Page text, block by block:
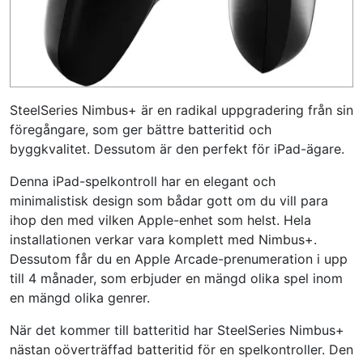
SteelSeries Nimbus+ är en radikal uppgradering från sin
föregångare, som ger bättre batteritid och
byggkvalitet. Dessutom är den perfekt för iPad-ägare.
Denna iPad-spelkontroll har en elegant och
minimalistisk design som bådar gott om du vill para
ihop den med vilken Apple-enhet som helst. Hela
installationen verkar vara komplett med Nimbus+.
Dessutom får du en Apple Arcade-prenumeration i upp
till 4 månader, som erbjuder en mängd olika spel inom
en mängd olika genrer.
När det kommer till batteritid har SteelSeries Nimbus+
nästan oöverträffad batteritid för en spelkontroller. Den